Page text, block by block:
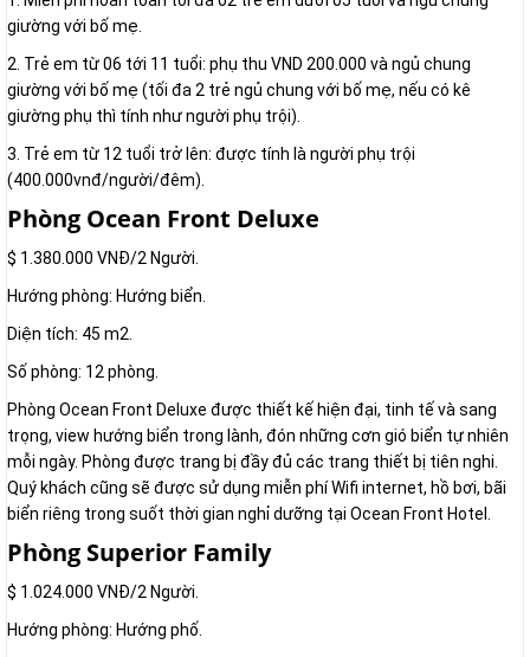
giường với bố mẹ.
2. Trẻ em từ 06 tới 11 tuổi: phụ thu VND 200.000 và ngủ chung
giường với bố mẹ (tối đa 2 trẻ ngủ chung với bố mẹ, nếu có kê
giường phụ thì tính như người phụ trội).
3. Trẻ em từ 12 tuổi trở lên: được tính là người phụ trội
(400.000vnđ/người/đêm).
Phòng Ocean Front Deluxe
$ 1.380.000 VNĐ/2 Người.
Hướng phòng: Hướng biển.
Diện tích: 45 m2.
Số phòng: 12 phòng.
Phòng Ocean Front Deluxe được thiết kế hiện đại, tinh tế và sang
trọng, view hướng biển trong lành, đón những cơn gió biển tự nhiên
mỗi ngày. Phòng được trang bị đầy đủ các trang thiết bị tiên nghi.
Quý khách cũng sẽ được sử dụng miễn phí Wifi internet, hồ bơi, bãi
biển riêng trong suốt thời gian nghỉ dưỡng tại Ocean Front Hotel.
Phòng Superior Family
$ 1.024.000 VNĐ/2 Người.
Hướng phòng: Hướng phố.